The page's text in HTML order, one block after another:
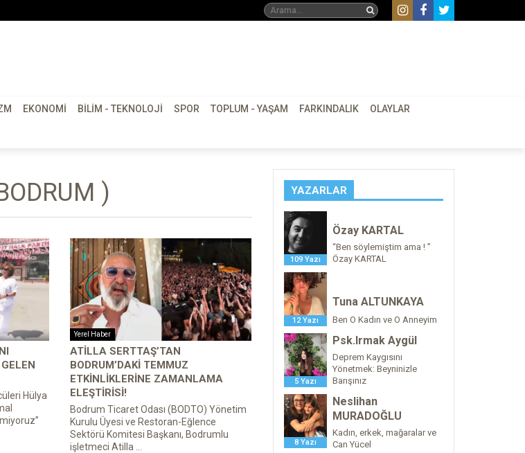
EKONOMI BILIM - TEKNOLOJI SPOR TOPLUM - YAŞAM FARKINDALIK OLAYLAR
)
Hülya
Yerel Haber
ATILLA SERTTAŞ’TAN
BODRUM’DAKI TEMMUZ
ETKINLIKLERINE ZAMANLAMA
ELEŞTIRISI!
Bodrum Ticaret Odası (BODTO) Yönetim
Kurulu Üyesi ve Restoran-Eğlence
Sektörü Komitesi Başkanı, Bodrumlu
işletmeci Atilla ...
YAZARLAR
109 Yazı
Özay KARTAL
“Ben söylemiştim ama ! ”
Özay KARTAL
12 Yazı
Tuna ALTUNKAYA
Ben O Kadın ve O Anneyim
5 Yazı
Psk.Irmak Aygül
Deprem Kaygısını
Yönetmek: Beyninizle
Barışınız
8 Yazı
Neslihan
MURADOĞLU
Kadın, erkek, mağaralar ve
Can Yücel